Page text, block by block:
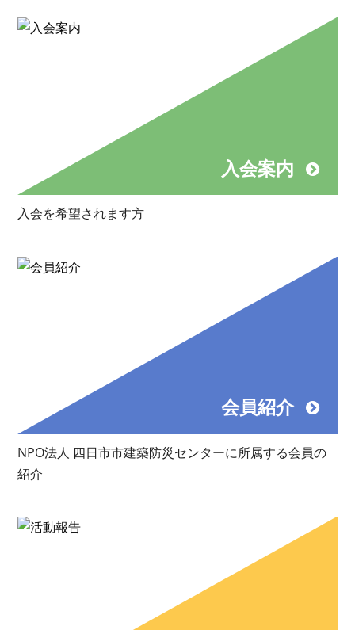
入会案内
入会を希望されます方
会員紹介
NPO法人 四日市市建築防災センターに所属する会員の
紹介